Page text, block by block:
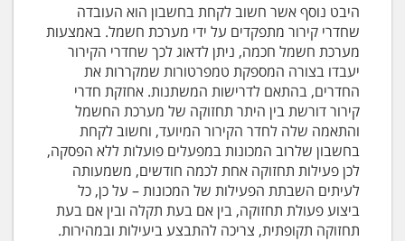
היבט נוסף אשר חשוב לקחת בחשבון הוא העובדה
שחדרי קירור מתפקדים על ידי מערכת חשמל. באמצעות
מערכת חשמל חכמה, ניתן לדאוג לכך שחדרי הקירור
יעבדו בצורה המספקת טמפרטורות שמקררות את
החדרים, בהתאם לדרישות המשתנות. אחזקת חדרי
קירור דורשת בין היתר תחזוקה של מערכת החשמל
והתאמה שלה לחדר הקירור המיועד, וחשוב לקחת
בחשבון שלרוב המכונות במפעלים פועלות ללא הפסקה,
לכן פעילות תחזוקה אחת לכמה חודשים, משמעותה
לעיתים השבתת הפעילות של המכונות – על כן, כל
ביצוע פעולת תחזוקה, בין אם בעת תקלה ובין אם בעת
תחזוקה תקופתית, צריכה להתבצע ביעילות ובמהירות.